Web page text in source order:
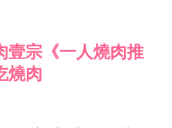
壹宗《一人燒肉推
燒肉